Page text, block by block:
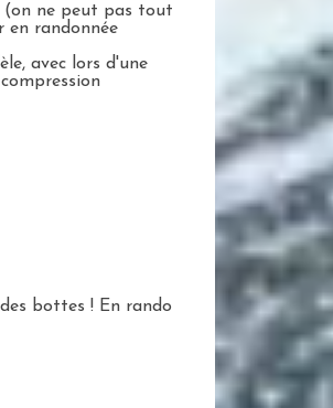
(on ne peut pas tout
en randonnée
avec lors d'une
bottes ! En rando